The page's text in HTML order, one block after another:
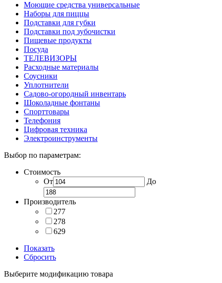
Моющие средства универсальные
Наборы для пиццы
Подставки для губки
Подставки под зубочистки
Пищевые продукты
Посуда
ТЕЛЕВИЗОРЫ
Расходные материалы
Соусники
Уплотнители
Садово-огородный инвентарь
Шоколадные фонтаны
Спорттовары
Телефония
Цифровая техника
Электроинструменты
Выбор по параметрам:
Стоимость
От
До
Производитель
277
278
629
Показать
Сбросить
Выберите модификацию товара